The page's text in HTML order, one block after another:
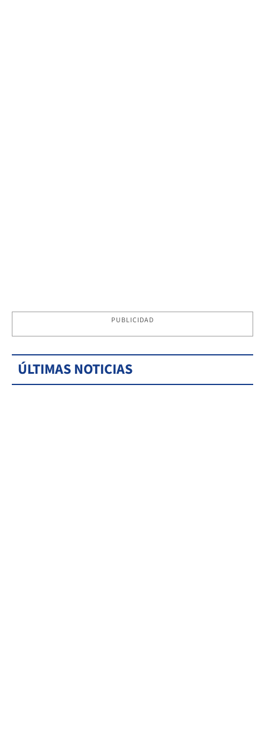
PUBLICIDAD
ÚLTIMAS NOTICIAS